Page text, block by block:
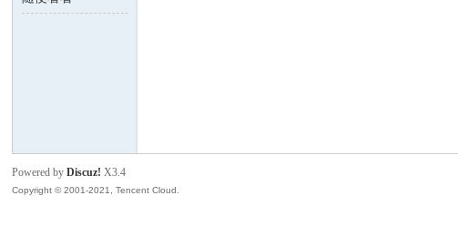
Powered byDiscuz! X3.4
Copyright © 2001-2021, Tencent Cloud.